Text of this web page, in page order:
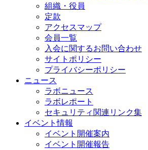
組織・役員
定款
アクセスマップ
会員一覧
入会に関するお問い合わせ
サイトポリシー
プライバシーポリシー
ニュース
ラボニュース
ラボレポート
セキュリティ関連リンク集
イベント情報
イベント開催案内
イベント開催報告